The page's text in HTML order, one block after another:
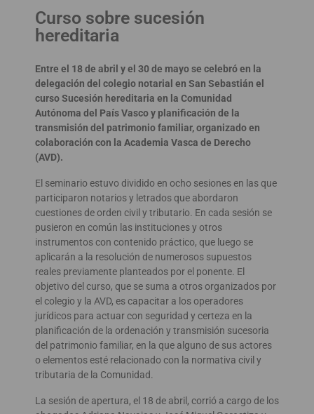
Curso sobre sucesión
hereditaria
Entre el 18 de abril y el 30 de mayo se celebró en la
delegación del colegio notarial en San Sebastián el
curso Sucesión hereditaria en la Comunidad
Autónoma del País Vasco y planificación de la
transmisión del patrimonio familiar, organizado en
colaboración con la Academia Vasca de Derecho
(AVD).
El seminario estuvo dividido en ocho sesiones en las que
participaron notarios y letrados que abordaron
cuestiones de orden civil y tributario. En cada sesión se
pusieron en común las instituciones y otros
instrumentos con contenido práctico, que luego se
aplicarán a la resolución de numerosos supuestos
reales previamente planteados por el ponente. El
objetivo del curso, que se suma a otros organizados por
el colegio y la AVD, es capacitar a los operadores
jurídicos para actuar con seguridad y certeza en la
planificación de la ordenación y transmisión sucesoria
del patrimonio familiar, en la que alguno de sus actores
o elementos esté relacionado con la normativa civil y
tributaria de la Comunidad.
La sesión de apertura, el 18 de abril, corrió a cargo de los